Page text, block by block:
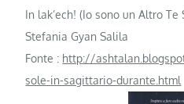
In lak’ech! (Io sono un Altro Te
Stefania Gyan Salila
Fonte : http://
sole-in-sagittario-durante.html